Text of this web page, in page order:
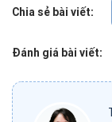
Chia sẻ bài viết:
Đánh giá bài viết: